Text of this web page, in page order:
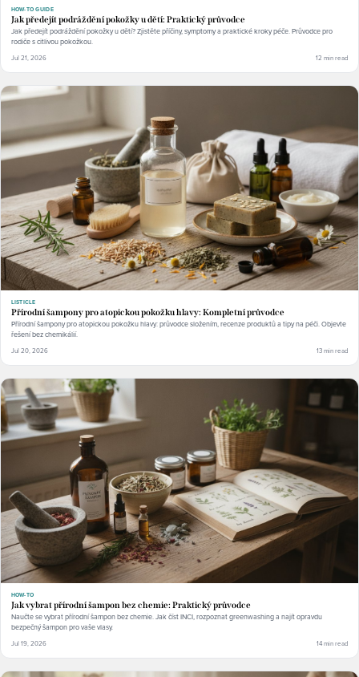
HOW-TO GUIDE
Jak předejít podráždění pokožky u dětí: Praktický průvodce
Jak předejít podráždění pokožky u dětí? Zjistěte příčiny, symptomy a praktické kroky péče. Průvodce pro
rodiče s citlivou pokožkou.
Jul 21, 2026 12 min read
LISTICLE
Přírodní šampony pro atopickou pokožku hlavy: Kompletní průvodce
Přírodní šampony pro atopickou pokožku hlavy: průvodce složením, recenze produktů a tipy na péči. Objevte
řešení bez chemikálií.
Jul 20, 2026 13 min read
HOW-TO
Jak vybrat přírodní šampon bez chemie: Praktický průvodce
Naučte se vybrat přírodní šampon bez chemie. Jak číst INCI, rozpoznat greenwashing a najít opravdu
bezpečný šampon pro vaše vlasy.
Jul 19, 2026 14 min read